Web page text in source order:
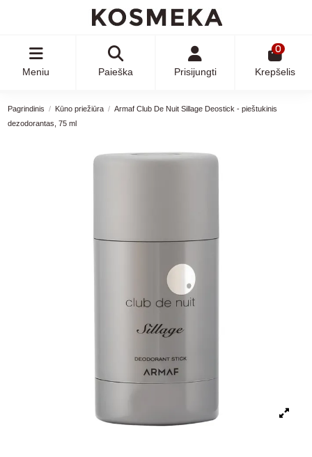
Meniu Paieška Prisijungti
0
Krepšelis
Pagrindinis Kūno priežiūra
Armaf Club De Nuit Sillage Deostick - pieštukinis
dezodorantas, 75 ml